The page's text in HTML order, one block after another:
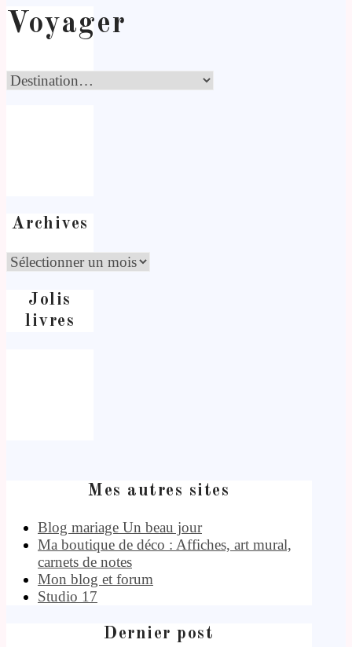
Voyager
Archives
Jolis
livres
Mes autres sites
Blog mariage Un beau jour
Ma boutique de déco : Affiches, art mural,
carnets de notes
Mon blog et forum
Studio 17
Dernier post